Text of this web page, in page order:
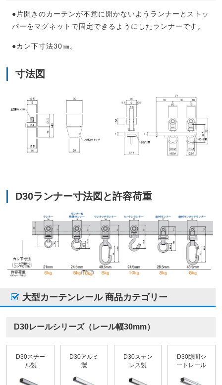
●片開きのカーテンが不意に開かないようランナーとストッ
パーをマグネットで固定できるようにしたランナーです。
●カン下寸法30㎜。
寸法図
D30ランナー寸法図と許容荷重
大型カーテンレール 商品カテゴリー
D30レールシリーズ（レール幅30mm）
D30スチー
ル製
D30アルミ
製
D30ステン
レス製
D30隙間シ
ートレール